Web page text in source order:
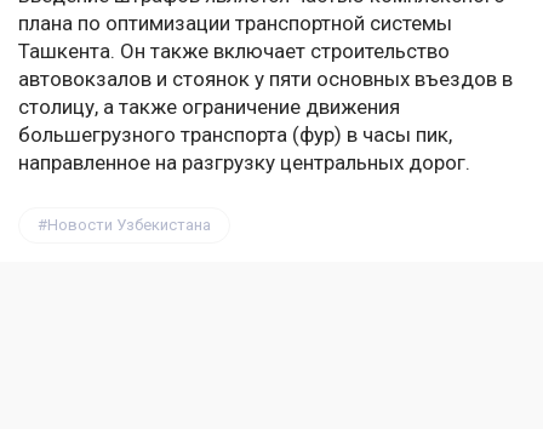
плана по оптимизации транспортной системы
Ташкента. Он также включает строительство
автовокзалов и стоянок у пяти основных въездов в
столицу, а также ограничение движения
большегрузного транспорта (фур) в часы пик,
направленное на разгрузку центральных дорог.
Новости Узбекистана